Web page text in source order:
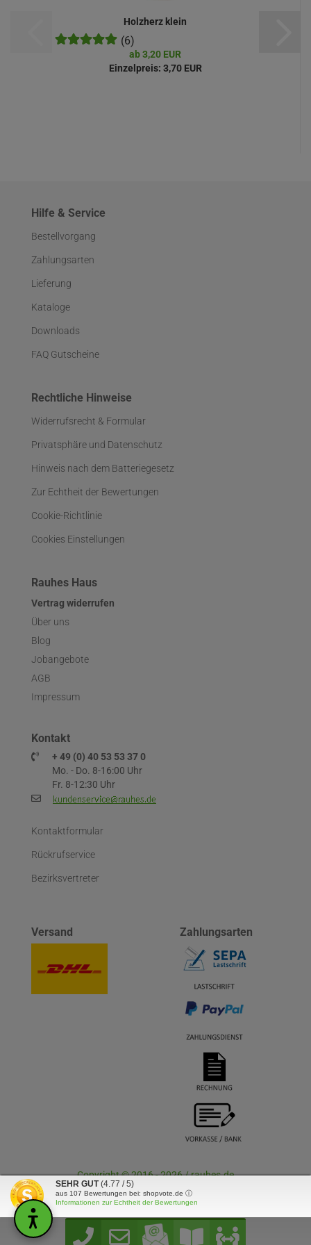
Holzherz klein
(6)
ab 3,20 EUR
Einzelpreis: 3,70 EUR
Hilfe & Service
Bestellvorgang
Zahlungsarten
Lieferung
Kataloge
Downloads
FAQ Gutscheine
Rechtliche Hinweise
Widerrufsrecht & Formular
Privatsphäre und Datenschutz
Hinweis nach dem Batteriegesetz
Zur Echtheit der Bewertungen
Cookie-Richtlinie
Cookies Einstellungen
Rauhes Haus
Vertrag widerrufen
Über uns
Blog
Jobangebote
AGB
Impressum
Kontakt
+ 49 (0) 40 53 53 37 0
Mo. - Do. 8-16:00 Uhr
Fr. 8-12:30 Uhr
Kontaktformular
Rückrufservice
Bezirksvertreter
Versand Zahlungsarten
Copyright © 2016 - 2026 / rauhes.de
SEHR GUT (4.77 / 5)
aus 107 Bewertungen bei: shopvote.de ⓘ
Informationen zur Echtheit der Bewertungen